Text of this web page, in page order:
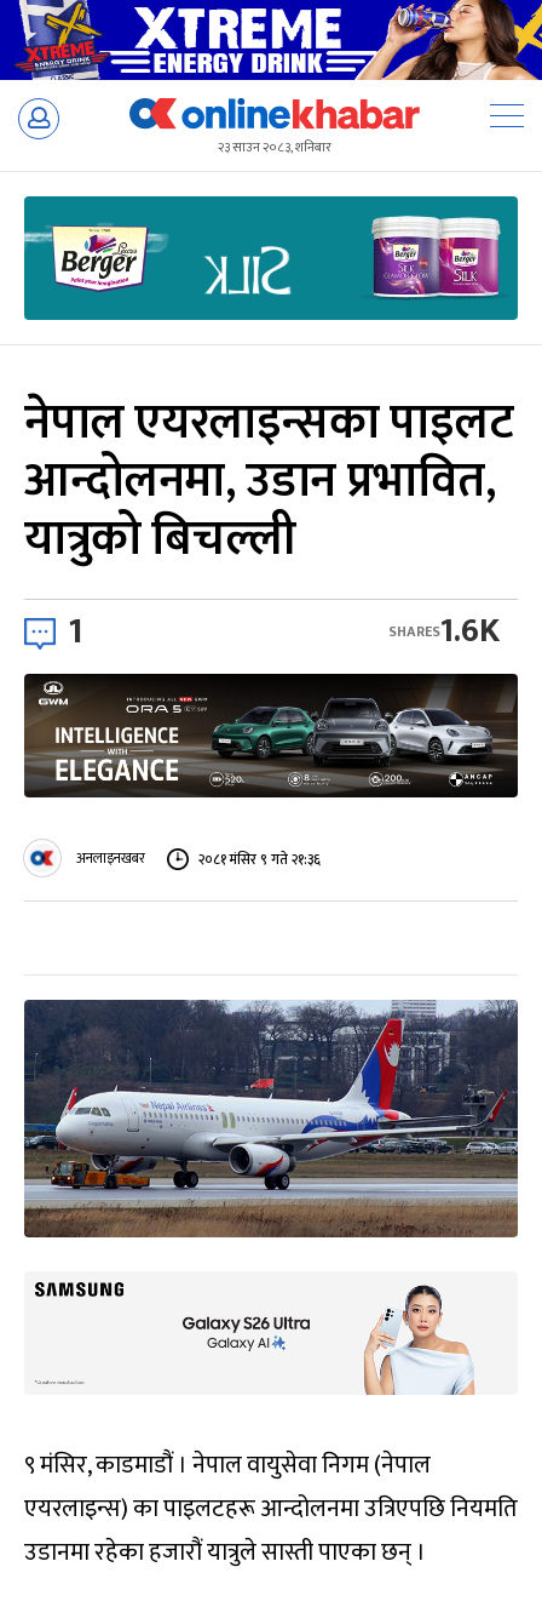
Skip
२३ साउन २०८३, शनिबार
नेपाल एयरलाइन्सका पाइलट
आन्दोलनमा, उडान प्रभावित,
यात्रुको बिचल्ली
1 1.6K
SHARES
अनलाइनखबर २०८१ मंसिर ९ गते २१:३६
९ मंसिर, काडमाडौं । नेपाल वायुसेवा निगम (नेपाल
एयरलाइन्स) का पाइलटहरू आन्दोलनमा उत्रिएपछि नियमति
उडानमा रहेका हजारौं यात्रुले सास्ती पाएका छन् ।